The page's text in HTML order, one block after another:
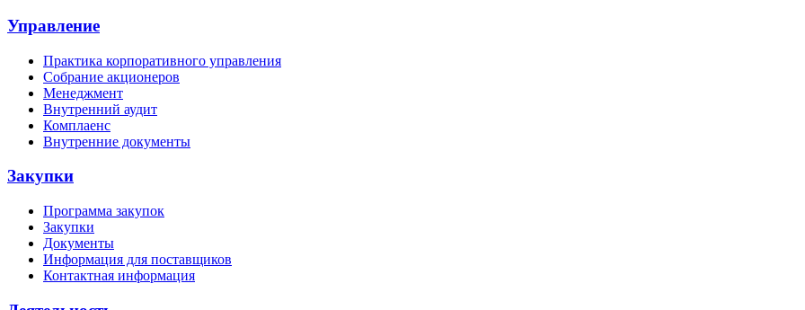
Управление
Практика корпоративного управления
Собрание акционеров
Менеджмент
Внутренний аудит
Комплаенс
Внутренние документы
Закупки
Программа закупок
Закупки
Документы
Информация для поставщиков
Контактная информация